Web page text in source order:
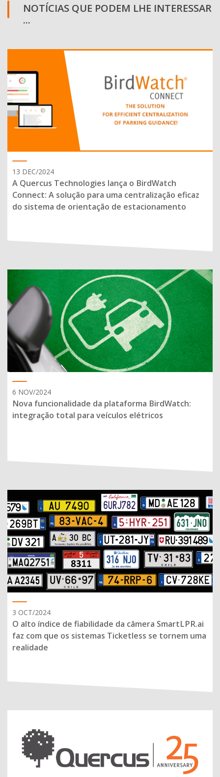
NOTÍCIAS QUE PODEM LHE INTERESSAR
...
13 DEC/2024
A Quercus Technologies lança o BirdWatch
Connect: A solução para uma centralização eficaz
do sistema de orientação de estacionamento
6 NOV/2024
Nova funcionalidade da plataforma BirdWatch:
integração total para veículos elétricos
3 OCT/2024
O alto índice de fiabilidade da câmera SmartLPR.ai
faz com que os sistemas Ticketless se tornem uma
realidade